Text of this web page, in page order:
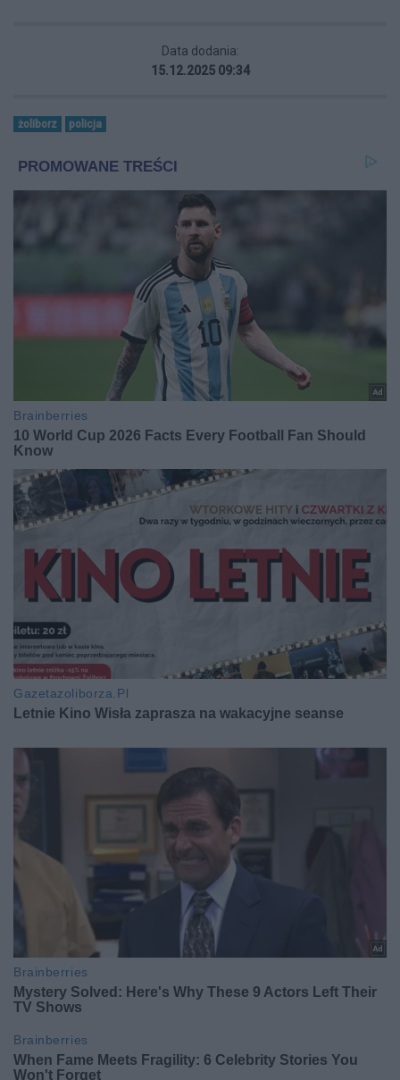
Data dodania:
15.12.2025 09:34
żoliborz policja